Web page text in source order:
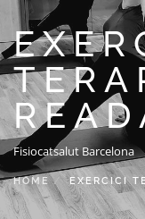
SERVEIS I CLASSES
NOSALTRES
CONTACTE
BLOC
932 458 166
CATALÀ
Fisiocatsalut Barcelona
HOME EXERCICI